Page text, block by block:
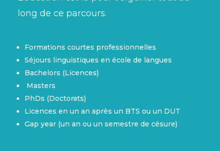
long de ce parcours.
Formations courtes professionnelles
Séjours linguistiques en école de langues
Bachelors (Licences)
Masters
PhDs (Doctorats)
Licences en un an après un BTS ou un DUT
Gap year (un an ou un semestre de césure)